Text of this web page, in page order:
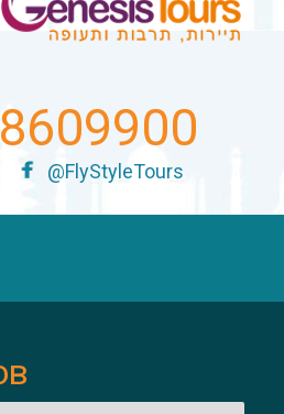
@FlyStyleTours